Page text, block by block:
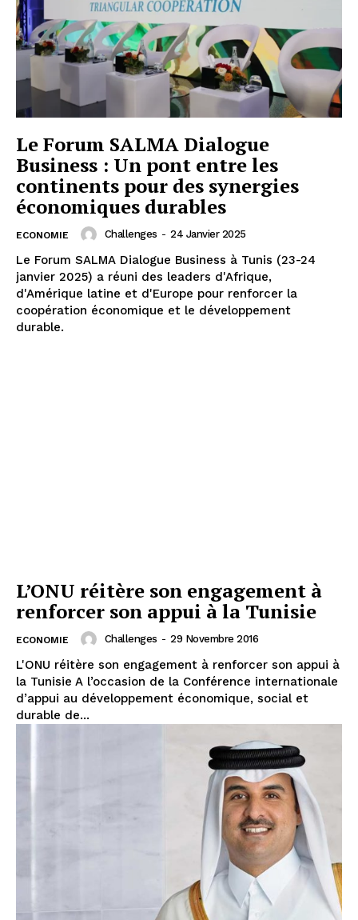
Le Forum SALMA Dialogue
Business : Un pont entre les
continents pour des synergies
économiques durables
ECONOMIE Challenges - 24 Janvier 2025
Le Forum SALMA Dialogue Business à Tunis (23-24
janvier 2025) a réuni des leaders d'Afrique,
d'Amérique latine et d'Europe pour renforcer la
coopération économique et le développement
durable.
L’ONU réitère son engagement à
renforcer son appui à la Tunisie
ECONOMIE Challenges - 29 Novembre 2016
L'ONU réitère son engagement à renforcer son appui à
la Tunisie A l’occasion de la Conférence internationale
d’appui au développement économique, social et
durable de...